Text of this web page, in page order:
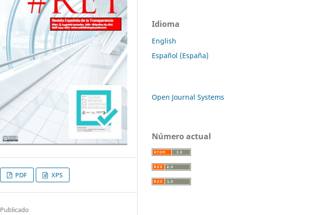
PDF XPS
Publicado
Idioma
English
Español (España)
Open Journal Systems
Número actual